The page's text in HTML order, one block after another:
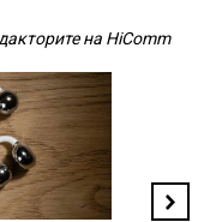
на HiComm